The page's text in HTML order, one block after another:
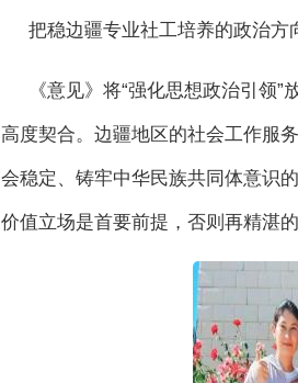
把稳边疆专业社工培养的政治方
《意见》将“强化思想政治引领
高度契合。边疆地区的社会工作服
会稳定、铸牢中华民族共同体意识
价值立场是首要前提，否则再精湛